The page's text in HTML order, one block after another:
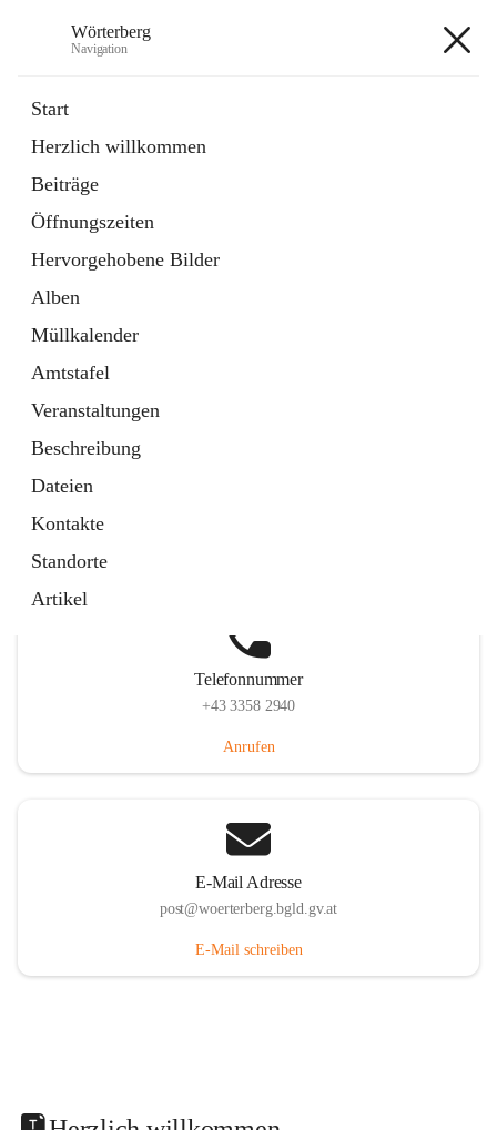
Wörterberg
Navigation
Start
Herzlich willkommen
Beiträge
Öffnungszeiten
Hervorgehobene Bilder
Alben
Müllkalender
Amtstafel
Veranstaltungen
Beschreibung
Dateien
Kontakte
Standorte
Artikel
5 Schnellzugriffe
Bürgerservice
9 Schnellzugriffe
Telefonnummer
+43 3358 2940
Anrufen
E-Mail Adresse
post@woerterberg.bgld.gv.at
E-Mail schreiben